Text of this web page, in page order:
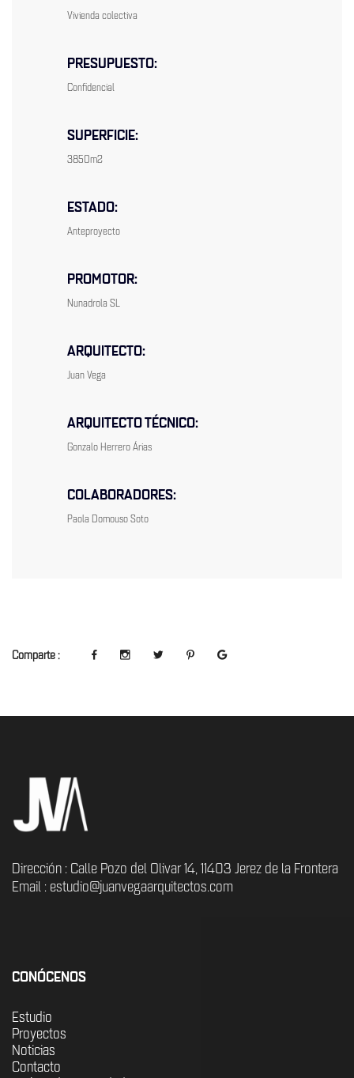
Vivienda colectiva
PRESUPUESTO:
Confidencial
SUPERFICIE:
3850m2
ESTADO:
Anteproyecto
PROMOTOR:
Nunadrola SL
ARQUITECTO:
Juan Vega
ARQUITECTO TÉCNICO:
Gonzalo Herrero Árias
COLABORADORES:
Paola Domouso Soto
Comparte :
Dirección : Calle Pozo del Olivar 14, 11403 Jerez de la Frontera
Email : estudio@juanvegaarquitectos.com
CONÓCENOS
Estudio
Proyectos
Noticias
Contacto